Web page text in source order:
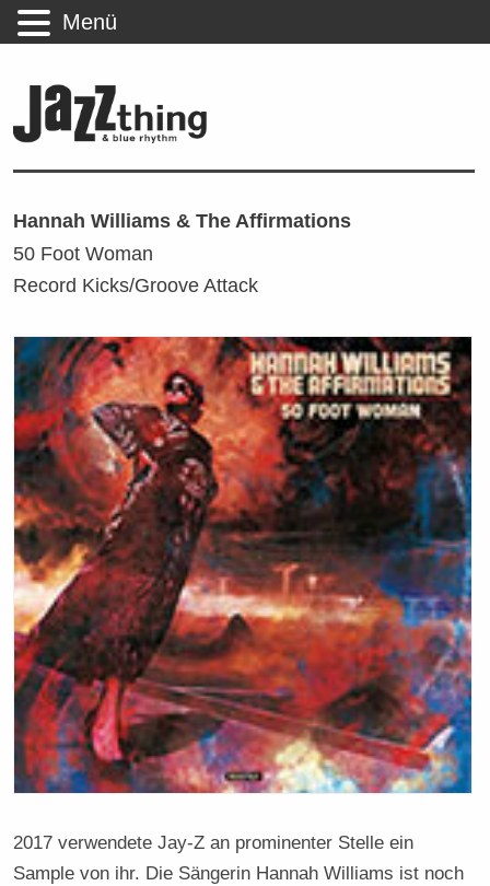
Hannah Williams & The Affirmations
50 Foot Woman
Record Kicks/Groove Attack
2017 verwendete Jay-Z an prominenter Stelle ein
Sample von ihr. Die Sängerin Hannah Williams ist noch
Menü